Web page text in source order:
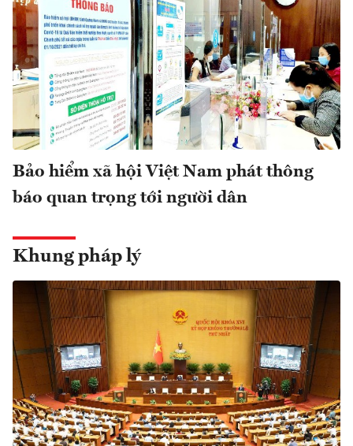
Bảo hiểm xã hội Việt Nam phát thông
báo quan trọng tới người dân
Khung pháp lý